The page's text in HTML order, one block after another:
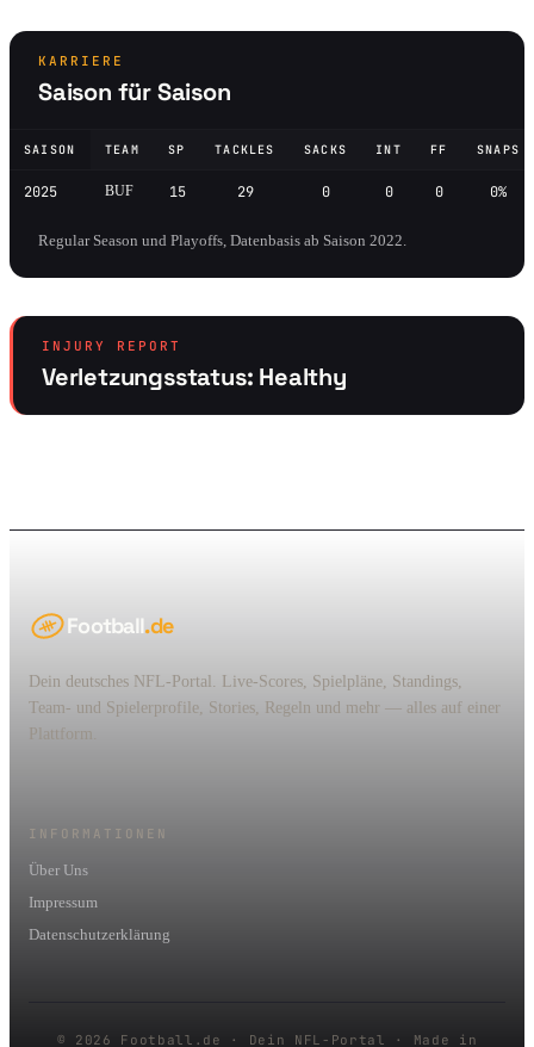
KARRIERE
Saison für Saison
SAISON TEAM SP TACKLES SACKS INT FF SNAPS
2025 BUF 15 29 0 0 0 0%
Regular Season und Playoffs, Datenbasis ab Saison 2022.
INJURY REPORT
Verletzungsstatus: Healthy
Football.de
Dein deutsches NFL-Portal. Live-Scores, Spielpläne, Standings,
Team- und Spielerprofile, Stories, Regeln und mehr — alles auf einer
Plattform.
INFORMATIONEN
Über Uns
Impressum
Datenschutzerklärung
© 2026 Football.de · Dein NFL-Portal · Made in